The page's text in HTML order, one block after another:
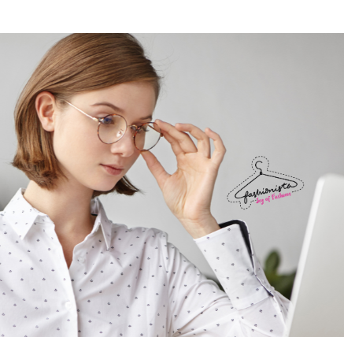
che sta bene
a tutte
folti: guida completa